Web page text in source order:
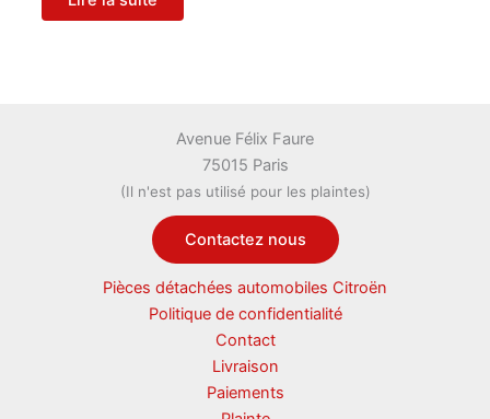
Avenue Félix Faure
75015 Paris
(Il n'est pas utilisé pour les plaintes)
Contactez nous
Pièces détachées automobiles Citroën
Politique de confidentialité
Contact
Livraison
Paiements